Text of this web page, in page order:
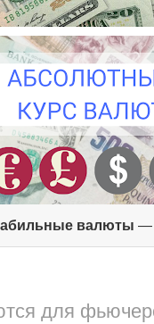
валюты —
для